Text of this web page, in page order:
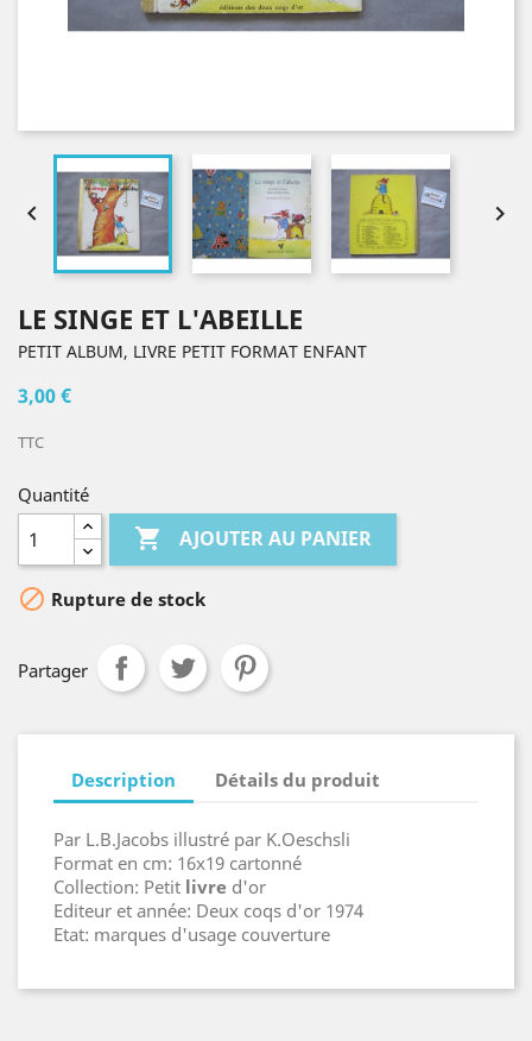
 
LE SINGE ET L'ABEILLE
PETIT ALBUM, LIVRE PETIT FORMAT ENFANT
3,00 €
TTC
Quantité
 AJOUTER AU PANIER
 Rupture de stock
Partager
Description Détails du produit
Par L.B.Jacobs illustré par K.Oeschsli
Format en cm: 16x19 cartonné
Collection: Petit livre d'or
Editeur et année: Deux coqs d'or 1974
Etat: marques d'usage couverture